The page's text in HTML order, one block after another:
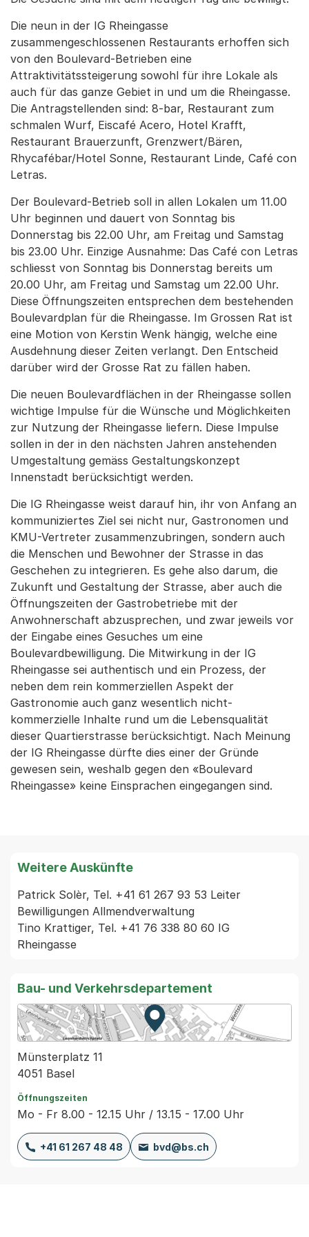
Die neun in der IG Rheingasse
zusammengeschlossenen Restaurants erhoffen sich
von den Boulevard-Betrieben eine
Attraktivitätssteigerung sowohl für ihre Lokale als
auch für das ganze Gebiet in und um die Rheingasse.
Die Antragstellenden sind: 8-bar, Restaurant zum
schmalen Wurf, Eiscafé Acero, Hotel Krafft,
Restaurant Brauerzunft, Grenzwert/Bären,
Rhycafébar/Hotel Sonne, Restaurant Linde, Café con
Letras.
Der Boulevard-Betrieb soll in allen Lokalen um 11.00
Uhr beginnen und dauert von Sonntag bis
Donnerstag bis 22.00 Uhr, am Freitag und Samstag
bis 23.00 Uhr. Einzige Ausnahme: Das Café con Letras
schliesst von Sonntag bis Donnerstag bereits um
20.00 Uhr, am Freitag und Samstag um 22.00 Uhr.
Diese Öffnungszeiten entsprechen dem bestehenden
Boulevardplan für die Rheingasse. Im Grossen Rat ist
eine Motion von Kerstin Wenk hängig, welche eine
Ausdehnung dieser Zeiten verlangt. Den Entscheid
darüber wird der Grosse Rat zu fällen haben.
Die neuen Boulevardflächen in der Rheingasse sollen
wichtige Impulse für die Wünsche und Möglichkeiten
zur Nutzung der Rheingasse liefern. Diese Impulse
sollen in der in den nächsten Jahren anstehenden
Umgestaltung gemäss Gestaltungskonzept
Innenstadt berücksichtigt werden.
Die IG Rheingasse weist darauf hin, ihr von Anfang an
kommuniziertes Ziel sei nicht nur, Gastronomen und
KMU-Vertreter zusammenzubringen, sondern auch
die Menschen und Bewohner der Strasse in das
Geschehen zu integrieren. Es gehe also darum, die
Zukunft und Gestaltung der Strasse, aber auch die
Öffnungszeiten der Gastrobetriebe mit der
Anwohnerschaft abzusprechen, und zwar jeweils vor
der Eingabe eines Gesuches um eine
Boulevardbewilligung. Die Mitwirkung in der IG
Rheingasse sei authentisch und ein Prozess, der
neben dem rein kommerziellen Aspekt der
Gastronomie auch ganz wesentlich nicht-
kommerzielle Inhalte rund um die Lebensqualität
dieser Quartierstrasse berücksichtigt. Nach Meinung
der IG Rheingasse dürfte dies einer der Gründe
gewesen sein, weshalb gegen den «Boulevard
Rheingasse» keine Einsprachen eingegangen sind.
Weitere Auskünfte
Patrick Solèr, Tel. +41 61 267 93 53 Leiter
Bewilligungen Allmendverwaltung
Tino Krattiger, Tel. +41 76 338 80 60 IG
Rheingasse
Bau- und Verkehrsdepartement
Zur Karte von MapBS.
Externer Link, wird in einem
Münsterplatz 11
4051 Basel
Öffnungszeiten
Mo - Fr 8.00 - 12.15 Uhr / 13.15 - 17.00 Uhr
+41 61 267 48 48 bvd@bs.ch